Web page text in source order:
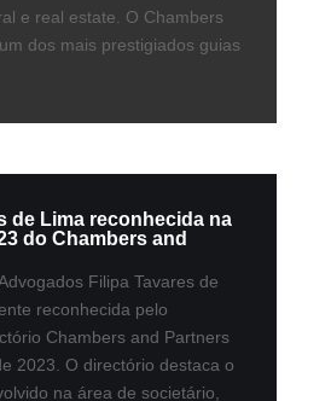
e real estate. O Chambers
dos mais prestigiados guias
de Lima reconhecida na
do Chambers and
Filipa Tavares de
reconhecida pelo
Chambers and Partners
2023. O directório destaca o
na área de societário,